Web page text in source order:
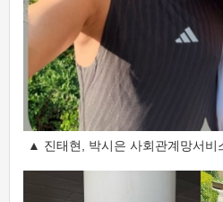
▲ 진태현, 박시은 사회관계망서비